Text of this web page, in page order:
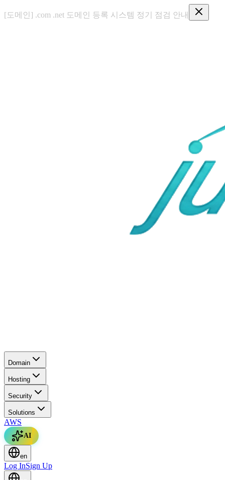
[도메인] .com .net 도메인 등록 시스템 정기 점검 안내
Domain
Hosting
Security
Solutions
AWS
AI
en
Log InSign Up